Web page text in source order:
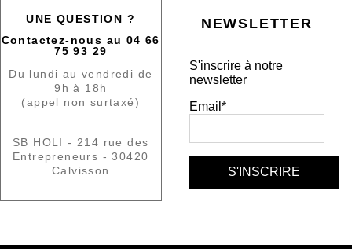
UNE QUESTION ?
Contactez-nous au 04 66
75 93 29
Du lundi au vendredi de
9h à 18h
(appel non surtaxé)
SB HOLI - 214 rue des
Entrepreneurs - 30420
Calvisson
NEWSLETTER
S'inscrire à notre
newsletter
Email*